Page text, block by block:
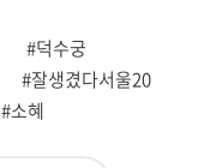
#덕수궁
#잘생겼다서울20
#소혜